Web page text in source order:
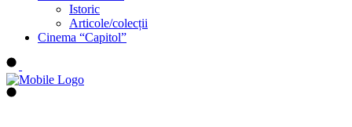
Istoric
Articole/colecții
Cinema “Capitol”